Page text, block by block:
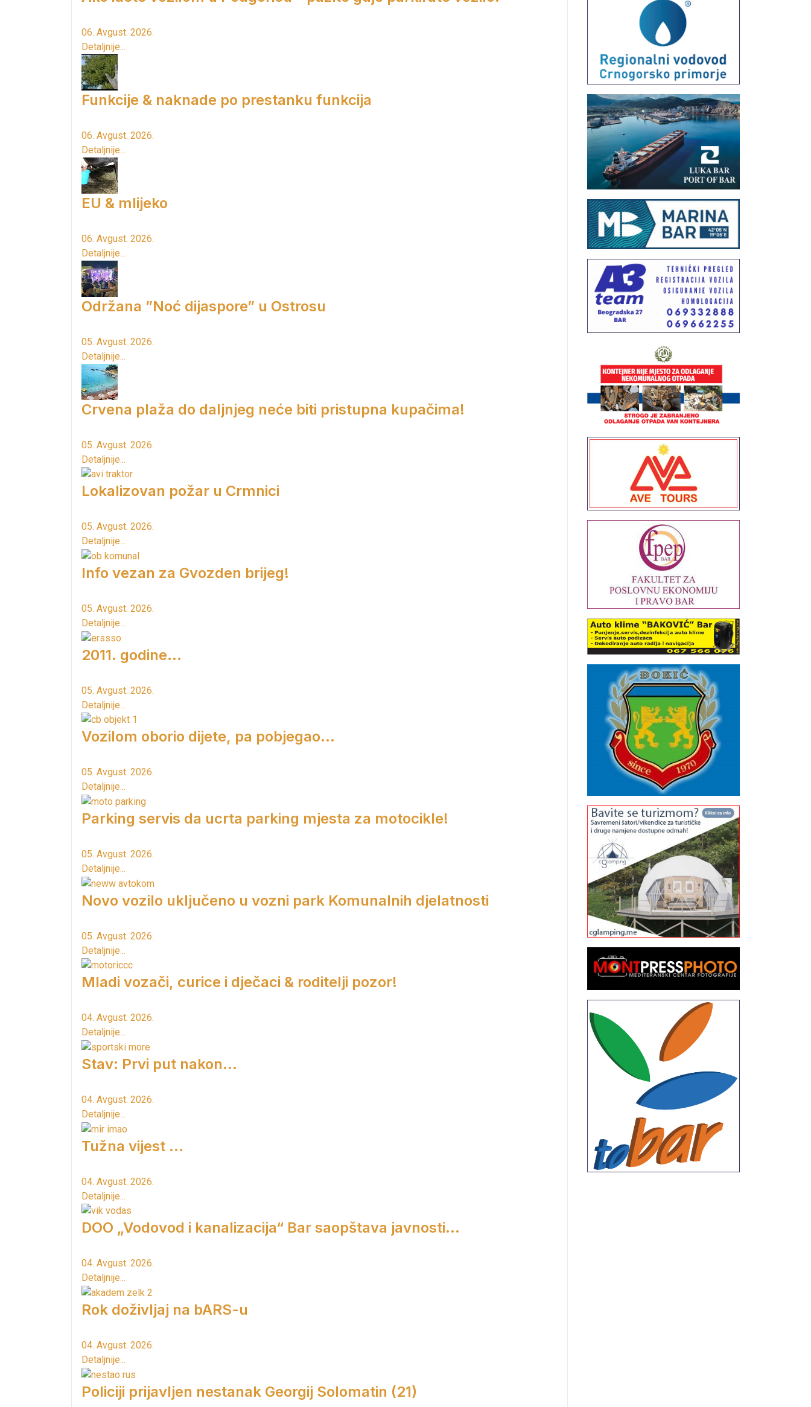
06. Avgust. 2026.
Detaljnije...
Funkcije & naknade po prestanku funkcija
06. Avgust. 2026.
Detaljnije...
EU & mlijeko
06. Avgust. 2026.
Detaljnije...
Održana ”Noć dijaspore” u Ostrosu
05. Avgust. 2026.
Detaljnije...
Crvena plaža do daljnjeg neće biti pristupna kupačima!
05. Avgust. 2026.
Detaljnije...
Lokalizovan požar u Crmnici
05. Avgust. 2026.
Detaljnije...
Info vezan za Gvozden brijeg!
05. Avgust. 2026.
Detaljnije...
2011. godine...
05. Avgust. 2026.
Detaljnije...
Vozilom oborio dijete, pa pobjegao...
05. Avgust. 2026.
Detaljnije...
Parking servis da ucrta parking mjesta za motocikle!
05. Avgust. 2026.
Detaljnije...
Novo vozilo uključeno u vozni park Komunalnih djelatnosti
05. Avgust. 2026.
Detaljnije...
Mladi vozači, curice i dječaci & roditelji pozor!
04. Avgust. 2026.
Detaljnije...
Stav: Prvi put nakon…
04. Avgust. 2026.
Detaljnije...
Tužna vijest ...
04. Avgust. 2026.
Detaljnije...
DOO „Vodovod i kanalizacija“ Bar saopštava javnosti...
04. Avgust. 2026.
Detaljnije...
Rok doživljaj na bARS-u
04. Avgust. 2026.
Detaljnije...
Policiji prijavljen nestanak Georgij Solomatin (21)